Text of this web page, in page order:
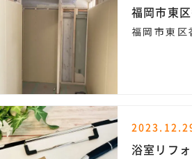
福岡市東
福岡市東
浴室リフ